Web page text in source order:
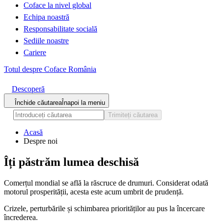
Coface la nivel global
Echipa noastră
Responsabilitate socială
Sediile noastre
Cariere
Totul despre Coface România
Descoperă
Închide căutareaÎnapoi la meniu
Trimiteți căutarea
Acasă
Despre noi
Îți păstrăm lumea deschisă
Comerțul mondial se află la răscruce de drumuri. Considerat odată
motorul prosperității, acesta este acum umbrit de prudență.
Crizele, perturbările și schimbarea priorităților au pus la încercare
încrederea.